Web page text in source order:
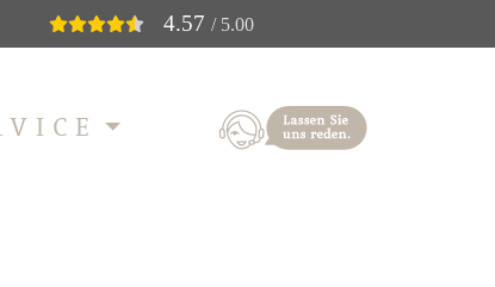
4.57/ 5.00